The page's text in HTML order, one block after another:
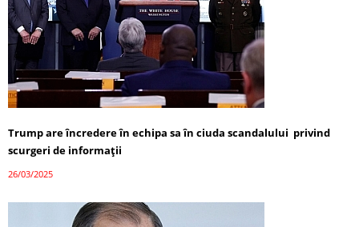
Trump are încredere în echipa sa în ciuda scandalului privind
scurgeri de informații
26/03/2025